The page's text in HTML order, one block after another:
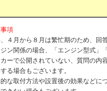
項
４月から８月は繁忙期のため、回
ン関係の場合、「エンジン型式」
カーで公開されていない、質問の内
る場合もございます。
な取付方法や設置後の効果などに